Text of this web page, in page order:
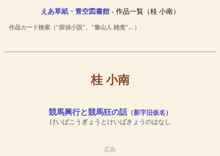
えあ草紙・青空図書館- 作品一覧（桂 小南）
作品カード検索（"探偵小説"、"魯山人 雑煮"…）
桂 小南
競馬興行と競馬狂の話（新字旧仮名）
けいばこうぎょうとけいばきょうのはなし
広告